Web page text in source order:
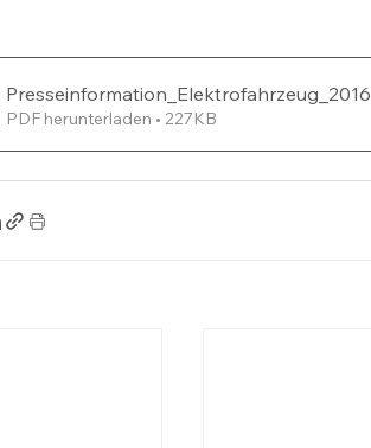
Presseinformation_Elektrofahrzeug_2016
PDF herunterladen • 227KB